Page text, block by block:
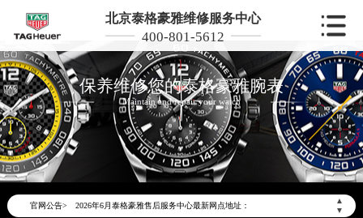
北京泰格豪雅维修服务中心
400-801-5612
保养维修您的泰格豪雅腕表
Maintain and repair your watch
官网公告>
▲
▼
2026年6月泰格豪雅北京市售后服务网络优化升级公告
2026年6月北京市泰格豪雅官方售后客户服务热线：400-801-5612
2026年6月泰格豪雅售后服务中心最新网点地址：